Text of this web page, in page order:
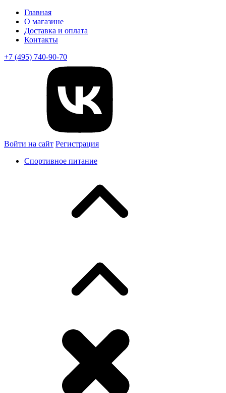
Главная
О магазине
Доставка и оплата
Контакты
+7 (495) 740-90-70
Войти на сайт Регистрация
Спортивное питание